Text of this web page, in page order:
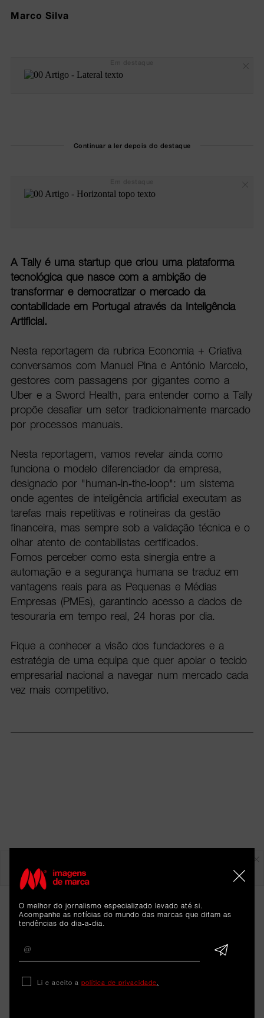
Marco Silva
Continuar a ler depois do destaque
A Tally é uma startup que criou uma plataforma
tecnológica que nasce com a ambição de
transformar e democratizar o mercado da
contabilidade em Portugal através da Inteligência
Artificial.
Nesta reportagem da rubrica Economia + Criativa
conversamos com Manuel Pina e António Marcelo,
gestores com passagens por gigantes como a
Uber e a Sword Health, para entender como a Tally
propõe desafiar um setor tradicionalmente marcado
por processos manuais.
Nesta reportagem, vamos revelar ainda como
funciona o modelo diferenciador da empresa,
designado por "human-in-the-loop": um sistema
onde agentes de inteligência artificial executam as
tarefas mais repetitivas e rotineiras da gestão
financeira, mas sempre sob a validação técnica e o
olhar atento de contabilistas certificados.
Fomos perceber como esta sinergia entre a
automação e a segurança humana se traduz em
vantagens reais para as Pequenas e Médias
Empresas (PMEs), garantindo acesso a dados de
tesouraria em tempo real, 24 horas por dia.
Fique a conhecer a visão dos fundadores e a
estratégia de uma equipa que quer apoiar o tecido
empresarial nacional a navegar num mercado cada
vez mais competitivo.
O melhor do jornalismo especializado levado até si.
Acompanhe as notícias do mundo das marcas que ditam as
tendências do dia-a-dia.
Li e aceito a política de privacidade.